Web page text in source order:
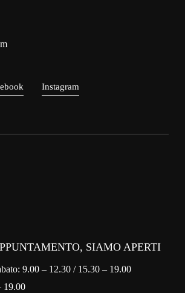
Instagram
SIAMO APERTI
9.00 – 12.30 / 15.30 – 19.00
19.00